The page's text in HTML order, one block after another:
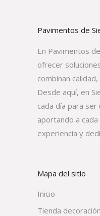
Pavimentos de
En Pavimentos
ofrecer
combinan
Desde aquí, en
cada día para
aportando a
experiencia y
Mapa del sitio
Inicio
Tienda